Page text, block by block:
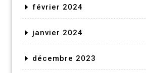
février 2024
janvier 2024
décembre 2023